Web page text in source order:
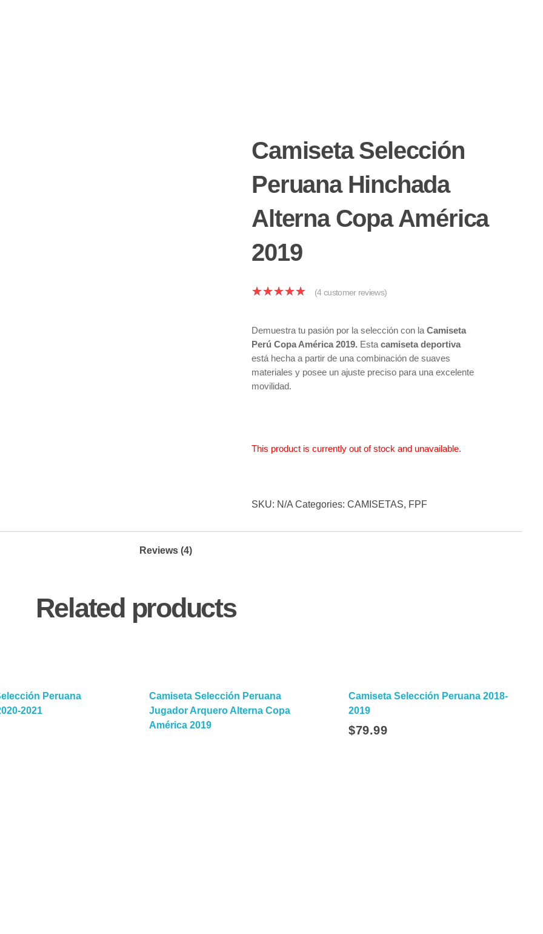
Camiseta Selección
Peruana Hinchada
Alterna Copa América
2019
(4customer reviews)
Demuestra tu pasión por la selección con laCamiseta
PerúCopa América 2019. Esta camiseta deportiva
está hecha a partir de una combinación de suaves
materiales y posee un ajuste preciso para una excelente
movilidad.
This product is currently out of stock and unavailable.
SKU: N/A Categories:CAMISETAS, FPF
Reviews (4)
Related products
Peruana
2021
Camiseta Selección Peruana
Jugador Arquero Alterna Copa
América 2019
Camiseta Selección Peruana 2018-
2019
$79.99